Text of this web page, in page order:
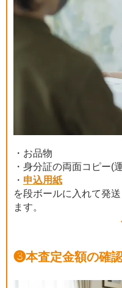
・お品物
・身分証の両面コピー(
・ 申込用紙
を段ボールに入れて発
ます。
❸本査定金額の確